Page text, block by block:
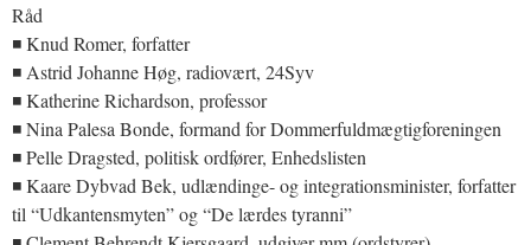
Råd
◾ Knud Romer, forfatter
◾ Astrid Johanne Høg, radiovært, 24Syv
◾ Katherine Richardson, professor
◾ Nina Palesa Bonde, formand for Dommerfuldmægtigforeningen
◾ Pelle Dragsted, politisk ordfører, Enhedslisten
◾ Kaare Dybvad Bek, udlændinge- og integrationsminister, forfatter
til “Udkantensmyten” og “De lærdes tyranni”